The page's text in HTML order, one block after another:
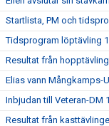
Startlista, PM och
Tidsprogram löptävling
Resultat från hopptävling
Elias vann Mångkamps-
Inbjudan till Veteran-DM
Resultat från